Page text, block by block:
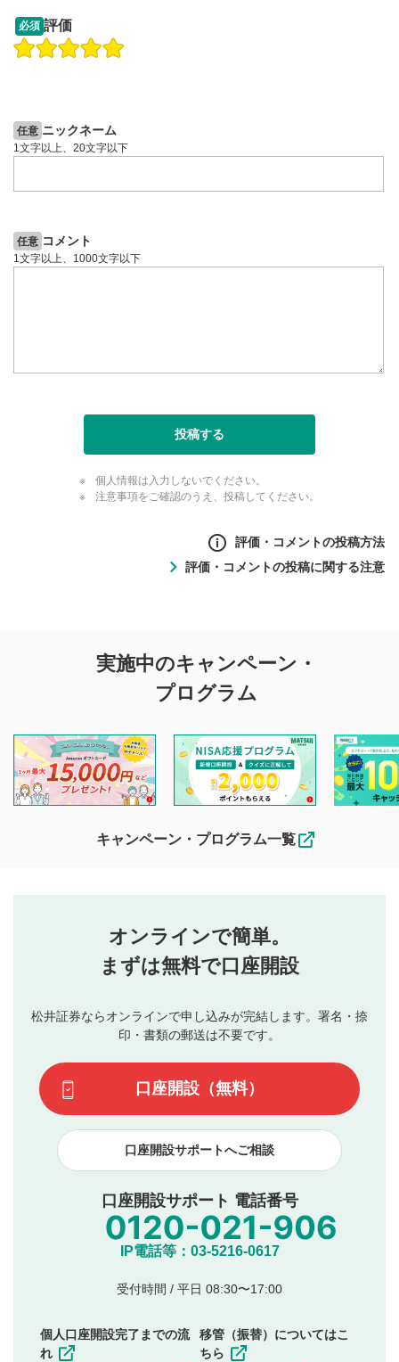
操作説明動画
必須 評価
任意 ニックネーム
1文字以上、20文字以下
任意 コメント
1文字以上、1000文字以下
投稿する
個人情報は入力しないでください。
注意事項をご確認のうえ、投稿してください。
評価・コメントの投稿方法
投稿するボタン
星で評価をすると投稿できます。（お名前とコメント
3
動画の評価
です）
評価・コメントの投稿に関する注意
投稿に関する注意
を目的として、各動画コンテンツに、評価およびコメントの
投稿ができます。利用者は以下の注意事項をご理解のうえ、
閲覧および投稿を行うものとしてください。
他の利用者が動画を視聴される際の参考になるコメントをお
待ちしております。
なお、投稿をもって、本注意事項に同意されたものとみなし
行ってください。
当社は、利用者同士、もしくは利用者と第三者間のトラ
ブルによって生じた損害に対して一切の責任を負いませ
評価およびコメントは当社にて審査のうえ、掲載となり
ます。掲載されるまでに日数がかかる場合や掲載されない
てはお答えできません。各動画コンテンツへの掲載をもっ
て結果のご連絡といたします。ご了承ください。
下記の項目に該当すると判断された投稿内容は、掲載を
見合わせる場合がございます。
本動画コンテンツとは無関係の内容の投稿
他者への誹謗中傷や差別的表現投稿
公序良俗に反する内容の投稿
氏名、住所、電話番号など個人を特定できる情報の
他のサイトへの誘導や営利目的、広告・宣伝を目
他者の権利（商標、著作権、その他の知的財産
その他当社が不適切と判断した投稿
実施中のキャンペーン・
プログラム
キャンペーン・プログラム一覧
オンラインで簡単。
まずは無料で口座開設
松井証券ならオンラインで申し込みが完結します。署名・捺
印・書類の郵送は不要です。
口座開設（無料）
口座開設サポートへご相談
口座開設サポート 電話番号
IP電話等：03-5216-0617
受付時間 / 平日 08:30〜17:00
個人口座開設完了までの流
れ
移管（振替）についてはこ
ちら